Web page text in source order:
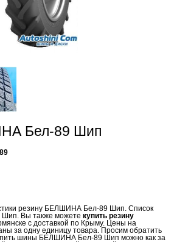
Бел-89 Шип
резину БЕЛШИНА Бел-89 Шип. Список
Вы также можете купить резину
с доставкой по Крыму. Цены на
за одну единицу товара. Просим обратить
шины БЕЛШИНА Бел-89 Шип можно как за